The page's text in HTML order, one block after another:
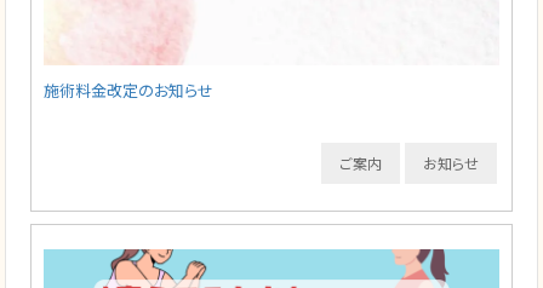
施術料金改定のお知らせ
お知らせ
ご案内